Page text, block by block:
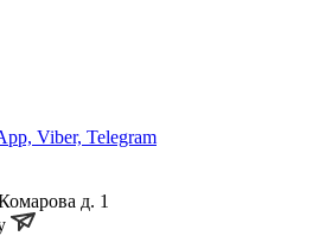
Viber, Telegram
д. 1